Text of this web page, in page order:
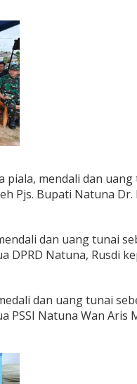
piala, mendali dan
Pjs. Bupati Natuna Dr.
dan uang tunai
DPRD Natuna, Rusdi
dan uang tunai
PSSI Natuna Wan Aris